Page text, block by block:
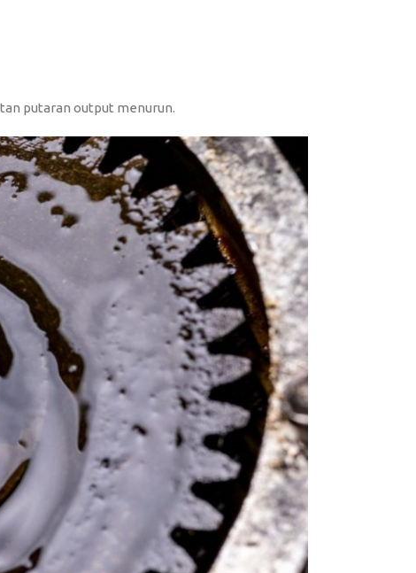
putaran output menurun.